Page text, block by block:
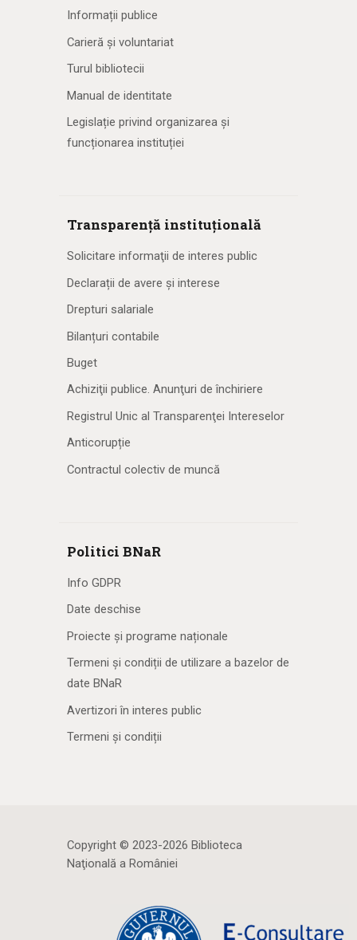
Informații publice
Carieră și voluntariat
Turul bibliotecii
Manual de identitate
Legislație privind organizarea și
funcționarea instituției
Transparență instituțională
Solicitare informaţii de interes public
Declarații de avere și interese
Drepturi salariale
Bilanțuri contabile
Buget
Achiziţii publice. Anunţuri de închiriere
Registrul Unic al Transparenţei Intereselor
Anticorupție
Contractul colectiv de muncă
Politici BNaR
Info GDPR
Date deschise
Proiecte și programe naționale
Termeni și condiții de utilizare a bazelor de
date BNaR
Avertizori în interes public
Termeni și condiții
Copyright © 2023-2026 Biblioteca
Naţională a României